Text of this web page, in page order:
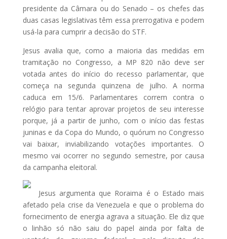
presidente da Câmara ou do Senado – os chefes das
duas casas legislativas têm essa prerrogativa e podem
usá-la para cumprir a decisão do STF.
Jesus avalia que, como a maioria das medidas em
tramitação no Congresso, a MP 820 não deve ser
votada antes do início do recesso parlamentar, que
começa na segunda quinzena de julho. A norma
caduca em 15/6. Parlamentares correm contra o
relógio para tentar aprovar projetos de seu interesse
porque, já a partir de junho, com o início das festas
juninas e da Copa do Mundo, o quórum no Congresso
vai baixar, inviabilizando votações importantes. O
mesmo vai ocorrer no segundo semestre, por causa
da campanha eleitoral.
Jesus argumenta que Roraima é o Estado mais
afetado pela crise da Venezuela e que o problema do
fornecimento de energia agrava a situação. Ele diz que
o linhão só não saiu do papel ainda por falta de